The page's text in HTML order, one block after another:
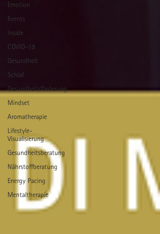
Emotion
Events
Inside
COVID-19
Gesundheit
Schlaf
Gesundheitsförderung
Mindset
Aromatherapie
Lifestyle-
Visualisierung
Gesundheitsberatung
Nährstoffberatung
Energy Pacing
Mentaltherapie